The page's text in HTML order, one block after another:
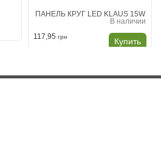
В наличии
117,95 грн Купить
ВРЕЗНАЯ ПАНЕЛЬ КРУГ